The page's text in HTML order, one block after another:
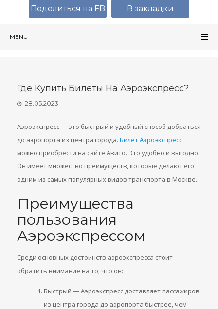
MENU
Где Купить Билеты На Аэроэкспресс?
28.05.2023
Аэроэкспресс — это быстрый и удобный способ добраться
до аэропорта из центра города. Билет Аэроэкспресс
можно приобрести на сайте Авито. Это удобно и выгодно.
Он имеет множество преимуществ, которые делают его
одним из самых популярных видов транспорта в Москве.
Преимущества
пользования
Аэроэкспрессом
Среди основных достоинств аэроэкспресса стоит
обратить внимание на то, что он:
Быстрый — Аэроэкспресс доставляет пассажиров
из центра города до аэропорта быстрее, чем
Поделиться на FB В закладки